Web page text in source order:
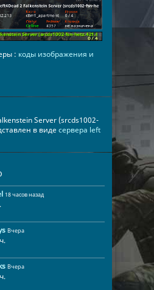
: коды изображения и
Server (srcds1002-
в видесервера left
18 часов назад
Вчера
Вчера